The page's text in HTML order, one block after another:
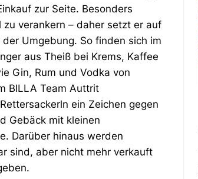
zur Seite. Besonders
verankern – daher setzt er auf
Umgebung. So finden sich im
aus Theiß bei Krems, Kaffee
Gin, Rum und Vodka von
BILLA Team Auttrit
ein Zeichen gegen
Gebäck mit kleinen
Darüber hinaus werden
sind, aber nicht mehr verkauft